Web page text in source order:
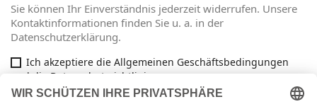
Sie können Ihr Einverständnis jederzeit widerrufen. Unsere
Kontaktinformationen finden Sie u. a. in der
Datenschutzerklärung.
Ich akzeptiere die Allgemeinen Geschäftsbedingungen
und die Datenschutzrichtlinie